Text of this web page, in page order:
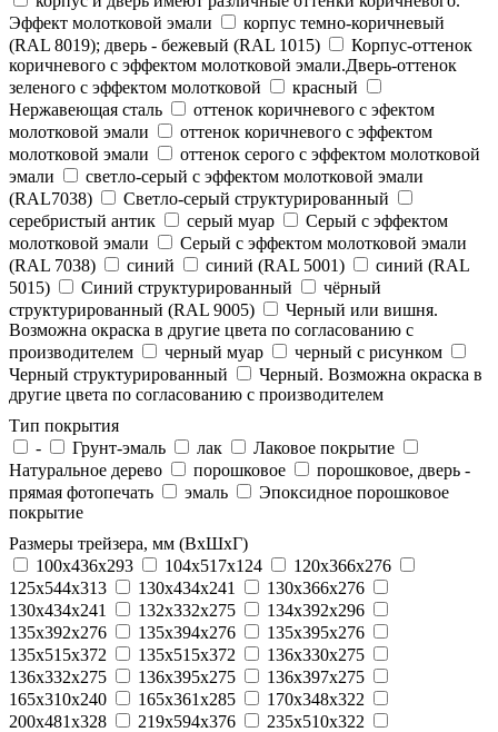
Эффект молотковой эмали
корпус темно-коричневый
(RAL 8019); дверь - бежевый (RAL 1015)
Корпус-оттенок
коричневого с эффектом молотковой эмали.Дверь-оттенок
зеленого с эффектом молотковой
красный
Нержавеющая сталь
оттенок коричневого с эфектом
молотковой эмали
оттенок коричневого с эффектом
молотковой эмали
оттенок серого с эффектом молотковой
эмали
светло-серый с эффектом молотковой эмали
(RAL7038)
Светло-серый структурированный
серебристый антик
серый муар
Серый с эффектом
молотковой эмали
Серый с эффектом молотковой эмали
(RAL 7038)
синий синий (RAL 5001)
синий (RAL
5015)
Синий структурированный
чёрный
структурированный (RAL 9005)
Черный или вишня.
Возможна окраска в другие цвета по согласованию с
производителем
черный муар
черный с рисунком
Черный структурированный
Черный. Возможна окраска в
другие цвета по согласованию с производителем
Тип покрытия
-
Грунт-эмаль лак
Лаковое покрытие
Натуральное дерево
порошковое
порошковое, дверь -
прямая фотопечать
эмаль
Эпоксидное порошковое
покрытие
Размеры трейзера, мм (ВхШхГ)
100x436x293
104х517х124
120x366x276
125x544x313
130x434x241
130х366х276
130х434х241
132x332x275
134x392x296
135x392x276
135x394x276
135x395x276
135x515x372
135х515х372
136x330x275
136x332x275
136x395x275
136x397x275
165x310x240
165x361x285
170x348x322
200x481x328
219x594x376
235x510x322